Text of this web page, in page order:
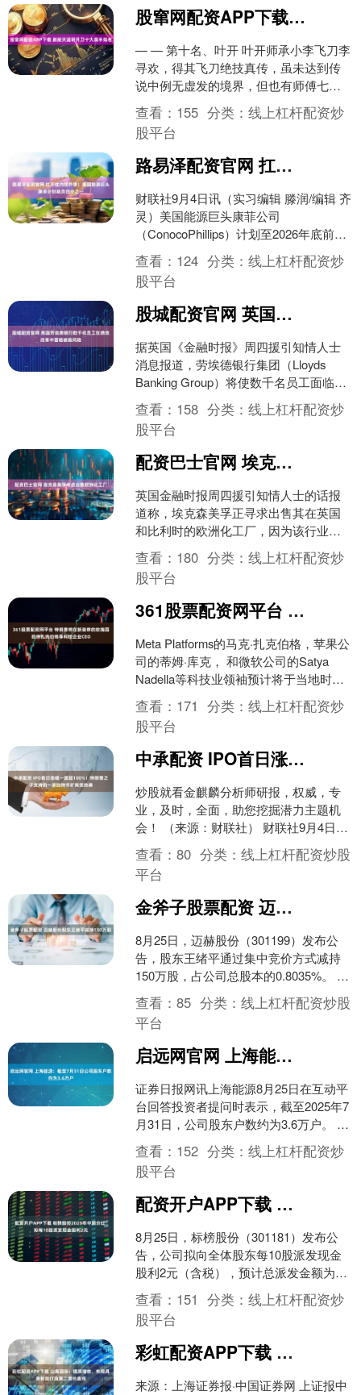
股窜网配资APP下载 剧版天涯明月刀十大高手排名
— — 第十名、叶开 叶开师承小李飞刀李
寻欢，得其飞刀绝技真传，虽未达到传
说中例无虚发的境界，但也有师傅七八
成功力，后来又学会傅红雪灭绝十字刀
法，武功再上一层楼....
查看： 155 分类：线上杠杆配资炒
股平台
路易泽配资官网 扛不住内忧外患！美国能源巨头康菲计划裁员四分之一
财联社9月4日讯（实习编辑 滕润/编辑 齐
灵）美国能源巨头康菲公司
（ConocoPhillips）计划至2026年底前裁
员四分之一，其中将包含正式员工和合
同工2....
查看： 124 分类：线上杠杆配资炒
股平台
股城配资官网 英国劳埃德银行数千名员工在绩效改革中面临被裁风险
据英国《金融时报》周四援引知情人士
消息报道，劳埃德银行集团（Lloyds
Banking Group）将使数千名员工面临解
雇风险，其中约 3000 人被列为绩效....
查看： 158 分类：线上杠杆配资炒
股平台
配资巴士官网 埃克森美孚考虑出售欧洲化工厂
英国金融时报周四援引知情人士的话报
道称，埃克森美孚正寻求出售其在英国
和比利时的欧洲化工厂，因为该行业正
受到美国关税等因素影响。该报称，这
家美国能源生产商最近几周....
查看： 180 分类：线上杠杆配资炒
股平台
361股票配资网平台 特朗普将在新装修的玫瑰园招待扎克伯格等科技企业CEO
Meta Platforms的马克·扎克伯格，苹果公
司的蒂姆·库克， 和微软公司的Satya
Nadella等科技业领袖预计将于当地时间
周四参加由美国第一夫人梅....
查看： 171 分类：线上杠杆配资炒
股平台
中承配资 IPO首日涨幅一度超100%！特朗普之子支持的一家比特币矿商受热捧
炒股就看金麒麟分析师研报，权威，专
业，及时，全面，助您挖掘潜力主题机
会！ （来源：财联社） 财联社9月4日讯
（编辑 周子意）美国总统唐纳德·特朗普
之子支持的一家....
查看：80 分类：线上杠杆配资炒股
平台
金斧子股票配资 迈赫股份股东王绪平减持150万股
8月25日，迈赫股份（301199）发布公
告，股东王绪平通过集中竞价方式减持
150万股，占公司总股本的0.8035%。 海
量资讯、精准解读，尽在新浪财经APP....
查看：85 分类：线上杠杆配资炒股
平台
启远网官网 上海能源：截至7月31日公司股东户数约为3.6万户
证券日报网讯上海能源8月25日在互动平
台回答投资者提问时表示，截至2025年7
月31日，公司股东户数约为3.6万户。 海
量资讯、精准解读，尽在新浪财经APP....
查看： 152 分类：线上杠杆配资炒
股平台
配资开户APP下载 标榜股份2025年中期分红：拟每10股派发现金股利2元
8月25日，标榜股份（301181）发布公
告，公司拟向全体股东每10股派发现金
股利2元（含税），预计总派发金额为
2311万元。 2025年中期，标榜股份实现
收入....
查看： 151 分类：线上杠杆配资炒
股平台
彩虹配资APP下载 山鹰国际：提质增效，布局具身智能打造第二增长曲线
来源：上海证券报·中国证券网 上证报中